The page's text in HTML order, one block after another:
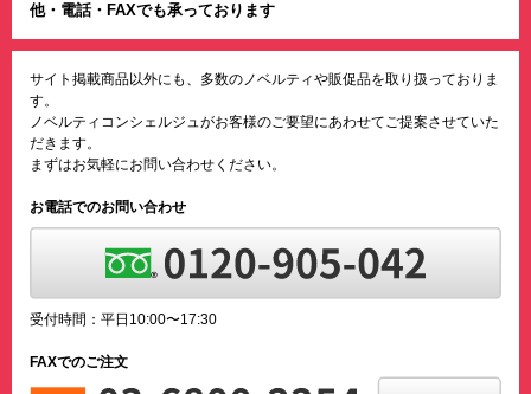
他・電話・FAXでも承っております
サイト掲載商品以外にも、多数のノベルティや販促品を取り扱っておりま
す。
ノベルティコンシェルジュがお客様のご要望にあわせてご提案させていた
だきます。
まずはお気軽にお問い合わせください。
お電話でのお問い合わせ
受付時間：平日10:00〜17:30
FAXでのご注文